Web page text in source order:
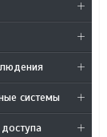
системы